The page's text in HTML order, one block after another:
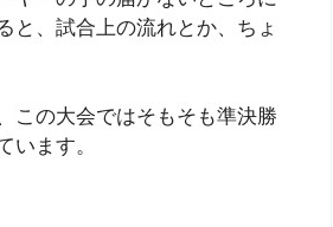
と、試合上の流れとか、ちょ
この大会ではそもそも準決勝
ます。